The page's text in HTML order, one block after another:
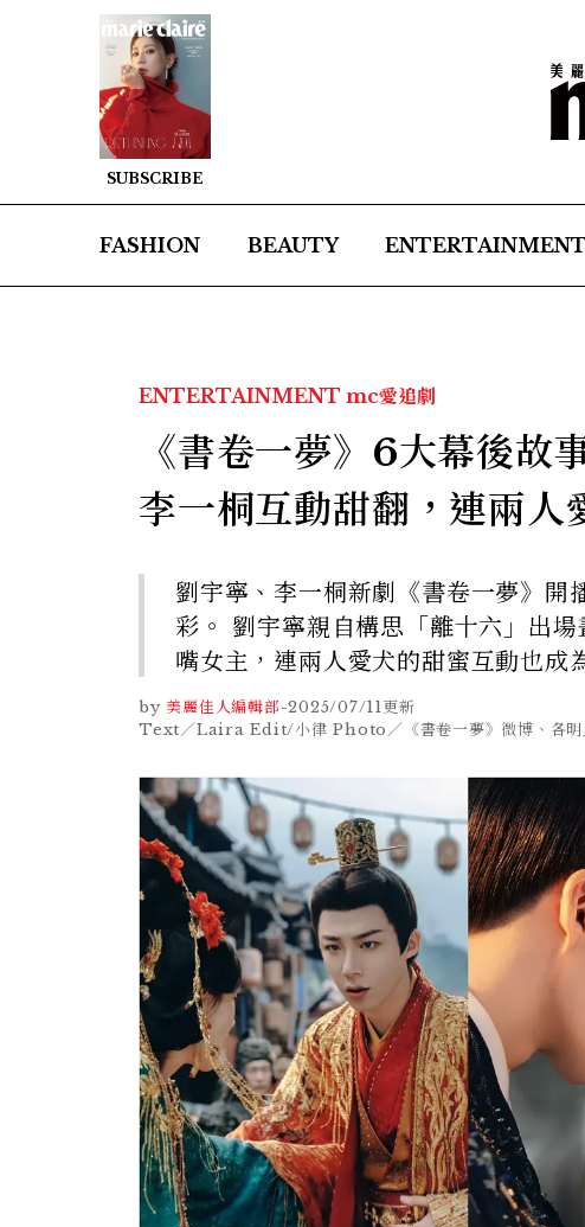
SUBSCRIBE
FASHION BEAUTY ENTERTAINMENT
ENTERTAINMENT mc愛追劇
《書卷一夢》6大幕後故
李一桐互動甜翻，連兩人
劉宇寧、李一桐新劇《書卷一夢》開
彩。 劉宇寧親自構思「離十六」出
嘴女主，連兩人愛犬的甜蜜互動也成
by 美麗佳人編輯部-2025/07/11更新
Text／Laira Edit/小律 Photo／《書卷一夢》微博、各明